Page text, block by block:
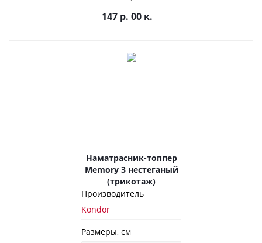
147 р. 00 к.
Наматрасник-топпер
Memory 3 нестеганый
(трикотаж)
Производитель
Kondor
Размеры, см